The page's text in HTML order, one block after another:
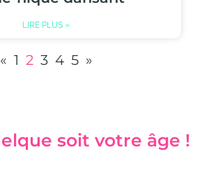
LIRE PLUS »
« 1 2 3 4 5 »
soit votre âge !